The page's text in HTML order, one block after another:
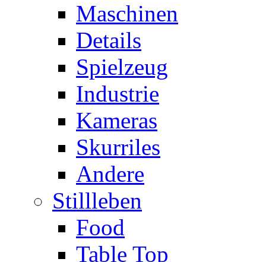
Maschinen
Details
Spielzeug
Industrie
Kameras
Skurriles
Andere
Stillleben
Food
Table Top